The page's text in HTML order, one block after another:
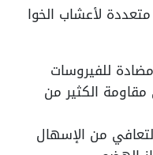
لأعشاب الخوا
للفيروسات
مقاومة الكثير من
من الإسهال